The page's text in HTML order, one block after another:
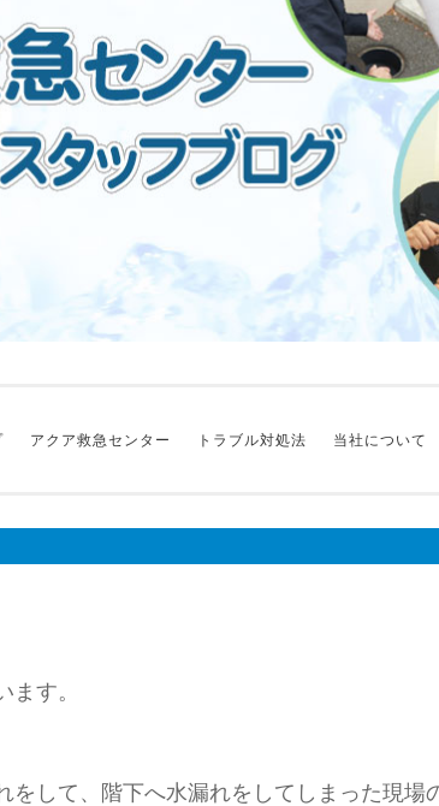
アクア救急センター トラブル対処法 当社について
す。
をして、階下へ水漏れをしてしまった現場